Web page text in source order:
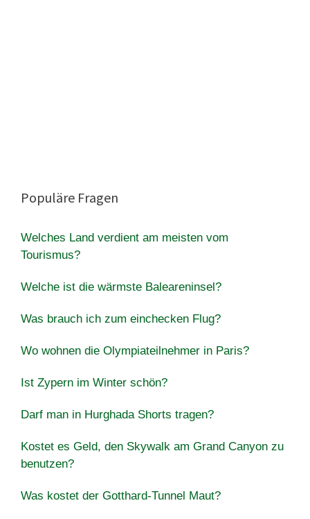
Populäre Fragen
Welches Land verdient am meisten vom
Tourismus?
Welche ist die wärmste Baleareninsel?
Was brauch ich zum einchecken Flug?
Wo wohnen die Olympiateilnehmer in Paris?
Ist Zypern im Winter schön?
Darf man in Hurghada Shorts tragen?
Kostet es Geld, den Skywalk am Grand Canyon zu
benutzen?
Was kostet der Gotthard-Tunnel Maut?